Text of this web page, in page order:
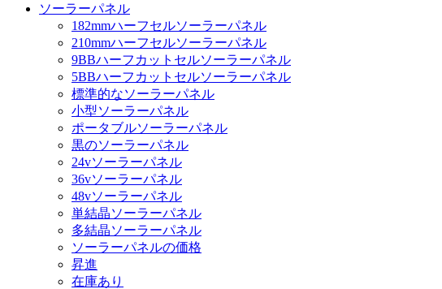
ソーラーパネル
182mmハーフセルソーラーパネル
210mmハーフセルソーラーパネル
9BBハーフカットセルソーラーパネル
5BBハーフカットセルソーラーパネル
標準的なソーラーパネル
小型ソーラーパネル
ポータブルソーラーパネル
黒のソーラーパネル
24vソーラーパネル
36vソーラーパネル
48vソーラーパネル
単結晶ソーラーパネル
多結晶ソーラーパネル
ソーラーパネルの価格
昇進
在庫あり